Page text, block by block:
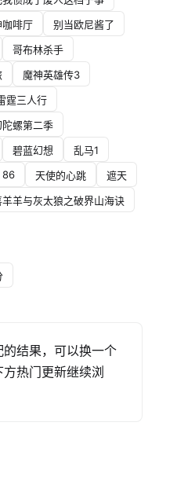
咖啡厅
别当欧尼酱了
哥布林杀手
魔神英雄传3
霆三人行
陀螺第二季
碧蓝幻想
乱马1
86 天使的心跳
遮天
羊羊与灰太狼之破界山海诀
结果，可以换一个
热门更新继续浏